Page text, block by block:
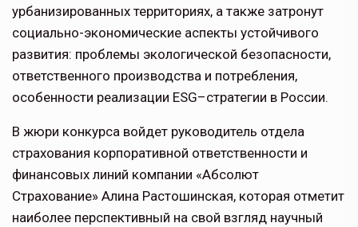
урбанизированных территориях, а также затронут
социально-экономические аспекты устойчивого
развития: проблемы экологической безопасности,
ответственного производства и потребления,
особенности реализации ESG–стратегии в России.
В жюри конкурса войдет руководитель отдела
страхования корпоративной ответственности и
финансовых линий компании «Абсолют
Страхование» Алина Растошинская, которая отметит
наиболее перспективный на свой взгляд научный